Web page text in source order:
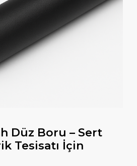
Düz Boru – Sert
Tesisatı İçin